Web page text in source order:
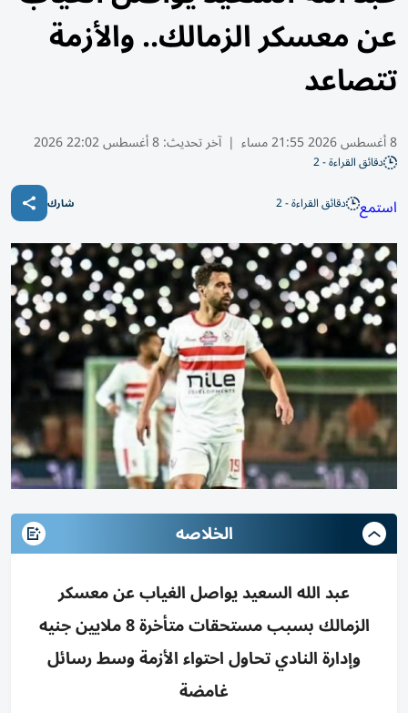
عن معسكر الزمالك.. والأزمة
تتصاعد
8 أغسطس 2026 21:55 مساء | آخر تحديث:8 أغسطس 22:02 2026
دقائق القراءة - 2
استمع دقائق القراءة - 2 شارك
الخلاصه
عبد الله السعيد يواصل الغياب عن معسكر
الزمالك بسبب مستحقات متأخرة 8 ملايين جنيه
وإدارة النادي تحاول احتواء الأزمة وسط رسائل
غامضة